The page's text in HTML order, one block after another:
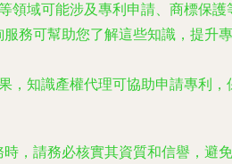
領域可能涉及專利申請、商標保護
務可幫助您了解這些知識，提升專
，知識產權代理可協助申請專利，
時，請務必核實其資質和信譽，避免